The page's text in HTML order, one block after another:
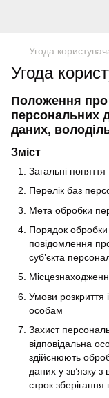
Угода
Угода
Положення про
персональних
даних,
Зміст
Загальні
Перелік баз
Мета обробки
Порядок
повідомлення
суб’єкта
Умови розкриття
особам
Захист
відповідальна
здійснюють
даних у зв’язку з
строк